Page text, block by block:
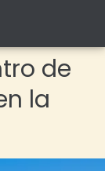
de
la